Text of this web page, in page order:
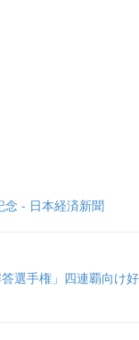
念 - 日本経済新聞
選手権」四連覇向け好